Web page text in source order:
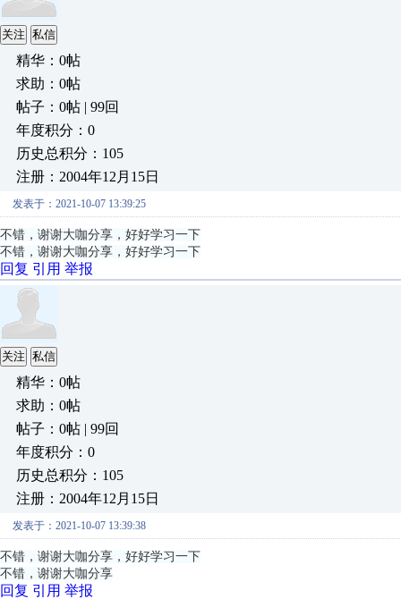
关注 私信
精华：0帖
求助：0帖
帖子：0帖 | 99回
年度积分：0
历史总积分：105
注册：2004年12月15日
发表于：2021-10-07 13:39:25
不错，谢谢大咖分享，好好学习一下
不错，谢谢大咖分享，好好学习一下
回复 引用 举报
关注 私信
精华：0帖
求助：0帖
帖子：0帖 | 99回
年度积分：0
历史总积分：105
注册：2004年12月15日
发表于：2021-10-07 13:39:38
不错，谢谢大咖分享，好好学习一下
不错，谢谢大咖分享
回复 引用 举报